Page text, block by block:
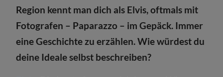
Region kennt man dich als Elvis, oftmals mit
Fotografen – Paparazzo – im Gepäck. Immer
eine Geschichte zu erzählen. Wie würdest du
deine Ideale selbst beschreiben?